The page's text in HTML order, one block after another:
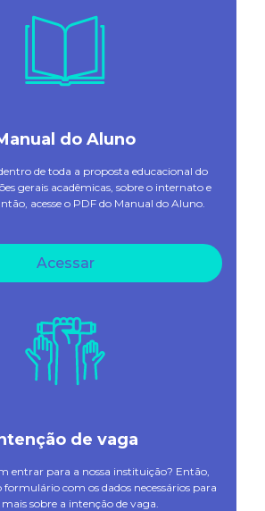
do Aluno
de toda a proposta educacional do
gerais acadêmicas, sobre o internato e
acesse o PDF do Manual do Aluno.
Acessar
de vaga
entrar para a nossa instituição? Então,
formulário com os dados necessários para
sobre a intenção de vaga.